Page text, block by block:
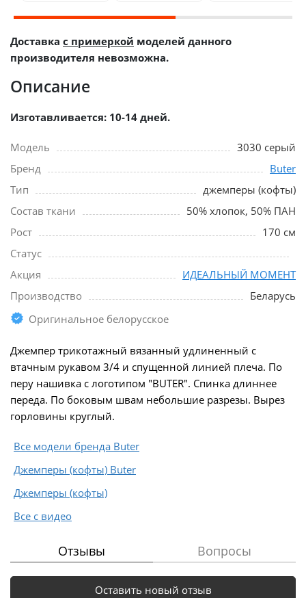
Доставка с примеркой моделей данного
производителя невозможна.
Описание
Изготавливается: 10-14 дней.
Модель
3030 серый
Бренд
Buter
Тип
джемперы (кофты)
Состав ткани
50% хлопок, 50% ПАН
Рост
170 см
Статус
Акция
ИДЕАЛЬНЫЙ МОМЕНТ
Производство
Беларусь
Оригинальное белорусское
Джемпер трикотажный вязанный удлиненный с
втачным рукавом 3/4 и спущенной линией плеча. По
перу нашивка с логотипом "BUTER". Спинка длиннее
переда. По боковым швам небольшие разрезы. Вырез
горловины круглый.
Все модели бренда Buter
Джемперы (кофты) Buter
Джемперы (кофты)
Все с видео
Отзывы Вопросы
Оставить новый отзыв